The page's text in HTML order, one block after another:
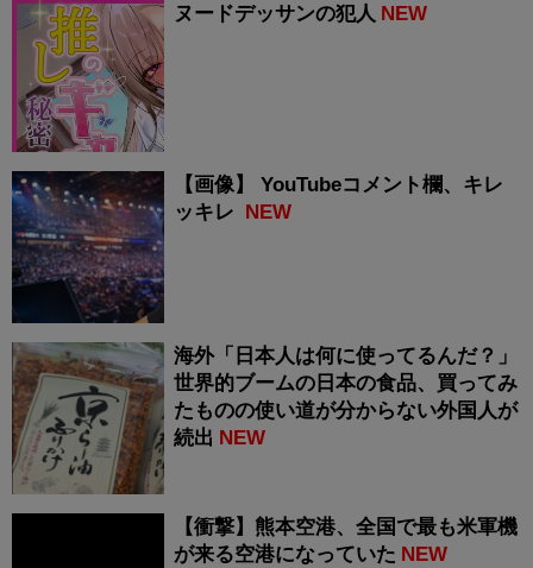
ヌードデッサンの犯人 NEW
【画像】 YouTubeコメント欄、キレ
ッキレ NEW
海外「日本人は何に使ってるんだ？」
世界的ブームの日本の食品、買ってみ
たものの使い道が分からない外国人が
続出 NEW
【衝撃】熊本空港、全国で最も米軍機
が来る空港になっていた NEW